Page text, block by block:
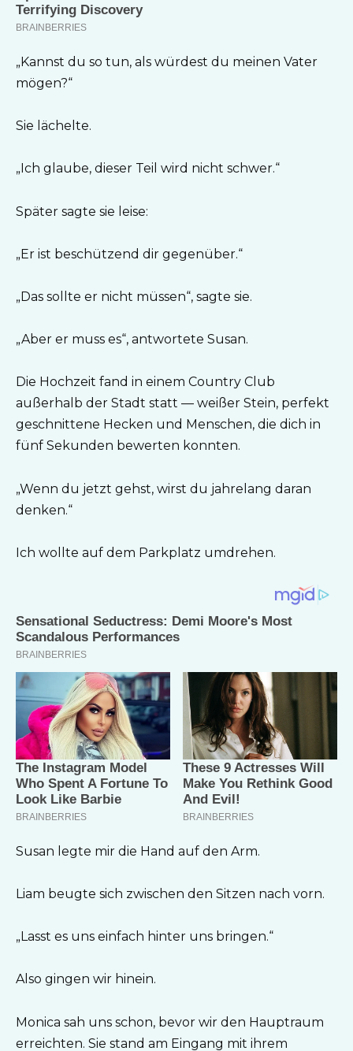
„Kannst du so tun, als würdest du meinen Vater
mögen?“
Sie lächelte.
„Ich glaube, dieser Teil wird nicht schwer.“
Später sagte sie leise:
„Er ist beschützend dir gegenüber.“
„Das sollte er nicht müssen“, sagte sie.
„Aber er muss es“, antwortete Susan.
Die Hochzeit fand in einem Country Club
außerhalb der Stadt statt — weißer Stein, perfekt
geschnittene Hecken und Menschen, die dich in
fünf Sekunden bewerten konnten.
„Wenn du jetzt gehst, wirst du jahrelang daran
denken.“
Ich wollte auf dem Parkplatz umdrehen.
Susan legte mir die Hand auf den Arm.
Liam beugte sich zwischen den Sitzen nach vorn.
„Lasst es uns einfach hinter uns bringen.“
Also gingen wir hinein.
Monica sah uns schon, bevor wir den Hauptraum
erreichten. Sie stand am Eingang mit ihrem